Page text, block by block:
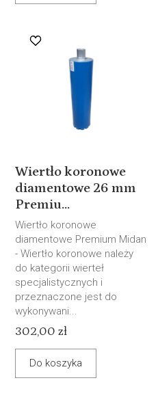
Wiertło koronowe
diamentowe 26 mm
Premiu...
Wiertło koronowe
diamentowe Premium Midan
- Wiertło koronowe należy
do kategorii wierteł
specjalistycznych i
przeznaczone jest do
wykonywani...
302,00 zł
Do koszyka